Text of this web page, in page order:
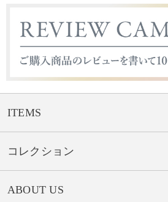
ITEMS
コレクション
ABOUT US